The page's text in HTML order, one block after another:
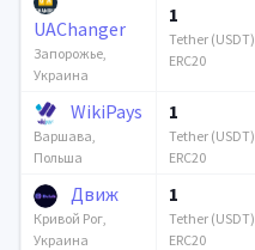
UAChanger
Запорожье,
Украина
1
Tether (USDT)
ERC20
WikiPays
Варшава,
Польша
1
Tether (USDT)
ERC20
Движ
Кривой Рог,
Украина
1
Tether (USDT)
ERC20